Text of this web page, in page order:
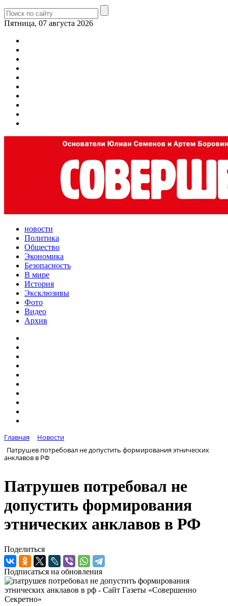
Пятница, 07 августа 2026
новости
Политика
Общество
Экономика
Безопасность
В мире
История
Эксклюзивы
Фото
Видео
Архив
Главная
Новости
Патрушев потребовал не допустить формирования этнических
анклавов в РФ
Патрушев потребовал не
допустить формирования
этнических анклавов в РФ
Поделиться
Подписаться на обновления